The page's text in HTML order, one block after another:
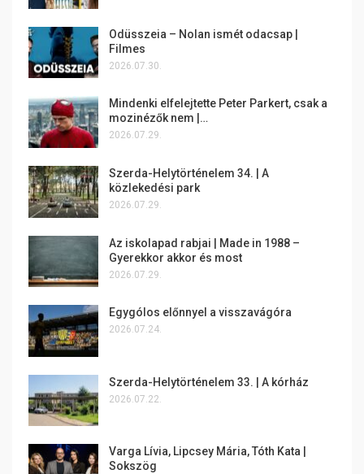
Odüsszeia – Nolan ismét odacsap |
Filmes
2026.07.30.
Mindenki elfelejtette Peter Parkert, csak a
mozinézők nem |…
2026.07.29.
Szerda-Helytörténelem 34. | A
közlekedési park
2026.07.29.
Az iskolapad rabjai | Made in 1988 –
Gyerekkor akkor és most
2026.07.29.
Egygólos előnnyel a visszavágóra
2026.07.24.
Szerda-Helytörténelem 33. | A kórház
2026.07.22.
Varga Lívia, Lipcsey Mária, Tóth Kata |
Sokszög